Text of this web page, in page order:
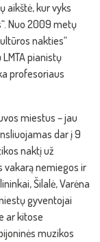
aikštė, kur vyks
Nuo 2009 metų
nakties“
pianistų
profesoriaus
miestus – jau
dar į 9
naktį už
vakarą nemiegos ir
Šilalė, Varėna
gyventojai
ar kitose
muzikos